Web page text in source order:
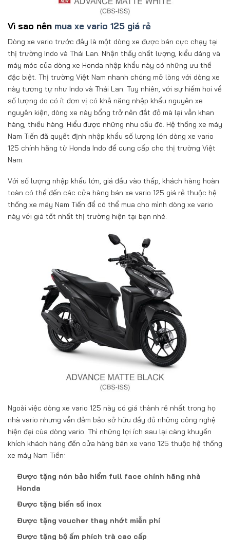
Vì sao nên mua xe vario 125 giá rẻ
Dòng xe vario trước đây là một dòng xe được bán cực chạy tại
thị trường Indo và Thái Lan. Nhận thấy chất lượng, kiểu dáng và
máy móc của dòng xe Honda nhập khẩu này có những ưu thế
đặc biệt. Thị trường Việt Nam nhanh chóng mở lòng với dòng xe
này tương tự như Indo và Thái Lan. Tuy nhiên, với sự hiếm hoi về
số lượng do có ít đơn vị có khả năng nhập khẩu nguyên xe
nguyên kiện, dòng xe này bổng trở nên đắt đỏ mà lại vẫn khan
hàng, thiếu hàng. Hiểu được những nhu cầu đó. Hệ thống xe máy
Nam Tiến đã quyết định nhập khẩu số lượng lớn dòng xe vario
125 chính hãng từ Honda Indo để cung cấp cho thị trường Việt
Nam.
Với số lượng nhập khẩu lớn, giá đầu vào thấp, khách hàng hoàn
toàn có thể đến các cửa hàng bán xe vario 125 giá rẻ thuộc hệ
thống xe máy Nam Tiến để có thể mua cho mình dòng xe vario
này với giá tốt nhất thị trường hiện tại bạn nhé.
Ngoài việc dòng xe vario 125 này có giá thành rẻ nhất trong họ
nhà vario nhưng vẫn đảm bảo sở hữu đầy đủ những công nghệ
hiện đại cùa dòng vario. Thì những lợi ích sau lại càng khuyến
khích khách hàng đến cửa hàng bán xe vario 125 thuộc hệ thống
xe máy Nam Tiến:
Được tặng nón bảo hiểm full face chính hãng nhà
Honda
Được tặng biển số inox
Được tặng voucher thay nhớt miễn phí
Được tặng bộ ấm phích trà cao cấp